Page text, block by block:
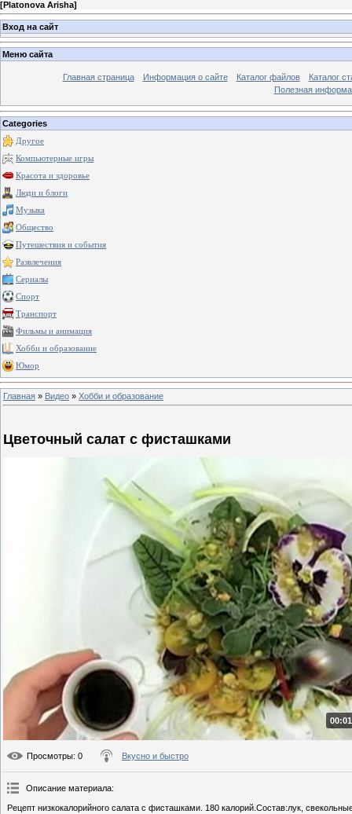
[Platonova Arisha]
Вход на сайт
Меню сайта
Главная страница Информация о сайте Каталог файлов
Каталог
Полезная
Categories
Другое
Компьютерные игры
Красота и здоровье
Люди и блоги
Музыка
Общество
Путешествия и события
Развлечения
Сериалы
Спорт
Транспорт
Фильмы и анимация
Хобби и образование
Юмор
Главная » Видео » Хобби и образование
Цветочный салат с фисташками
Просмотры: 0 Вкусно и быстро
Описание материала:
Рецепт низкокалорийного салата с фисташками. 180 калорий.Состав:лук,